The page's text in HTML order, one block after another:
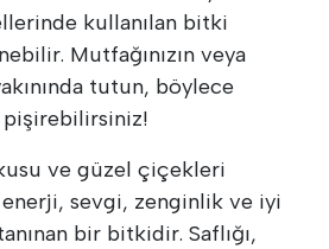
kullanılan bitki
Mutfağınızın veya
tutun, böylece
ve güzel çiçekleri
sevgi, zenginlik ve iyi
bir bitkidir. Saflığı,